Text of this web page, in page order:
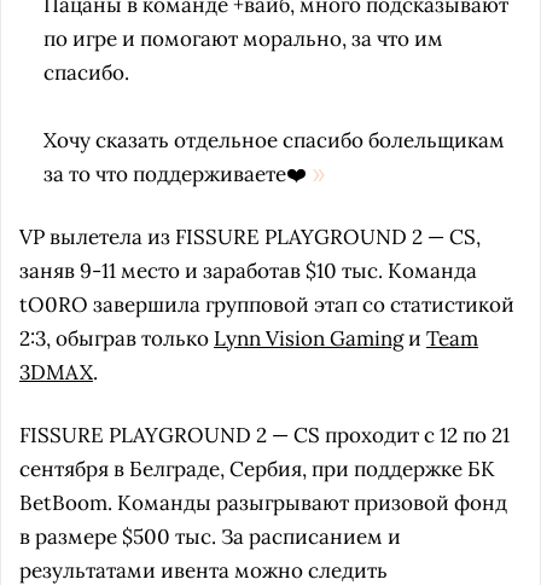
по игре и помогают морально, за что им
спасибо.
Хочу сказать отдельное спасибо болельщикам
за то что поддерживаете❤️
VP вылетела из FISSURE PLAYGROUND 2 — CS,
заняв 9-11 место и заработав $10 тыс. Команда
tO0RO завершила групповой этап со статистикой
2:3, обыграв только Lynn Vision Gamingи Team
3DMAX.
FISSURE PLAYGROUND 2 — CS проходит с 12 по 21
сентября в Белграде, Сербия, при поддержке БК
BetBoom. Команды разыгрывают призовой фонд
в размере $500 тыс. За расписанием и
результатами ивента можно следить